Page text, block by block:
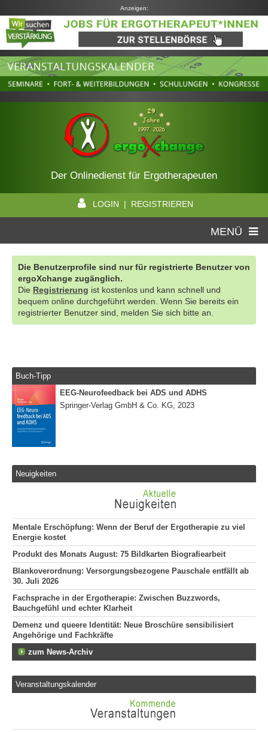
Anzeigen:
Der Onlinedienst für Ergotherapeuten
LOGIN | REGISTRIEREN
MENÜ
Die Benutzerprofile sind nur für registrierte Benutzer von
ergoXchange zugänglich.
Die Registrierung ist kostenlos und kann schnell und
bequem online durchgeführt werden. Wenn Sie bereits ein
registrierter Benutzer sind, melden Sie sich bitte an.
Buch-Tipp
EEG-Neurofeedback bei ADS und ADHS
Springer-Verlag GmbH & Co. KG, 2023
Neuigkeiten
Mentale Erschöpfung: Wenn der Beruf der Ergotherapie zu viel
Energie kostet
Produkt des Monats August: 75 Bildkarten Biografiearbeit
Blankoverordnung: Versorgungsbezogene Pauschale entfällt ab
30. Juli 2026
Fachsprache in der Ergotherapie: Zwischen Buzzwords,
Bauchgefühl und echter Klarheit
Demenz und queere Identität: Neue Broschüre sensibilisiert
Angehörige und Fachkräfte
zum News-Archiv
Veranstaltungskalender